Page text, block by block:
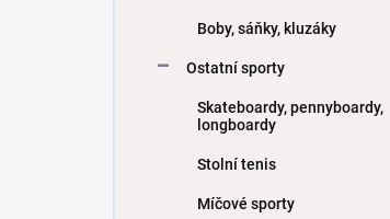
Boby, sáňky, kluzáky
Ostatní sporty
Skateboardy, pennyboardy,
longboardy
Stolní tenis
Míčové sporty